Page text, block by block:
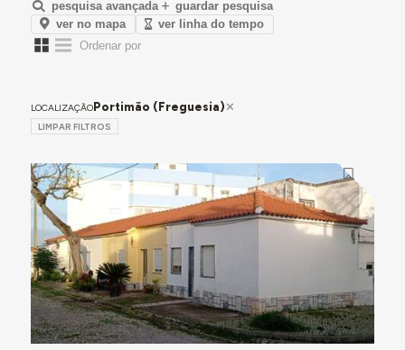
pesquisa avançada
guardar pesquisa
ver no mapa
ver linha do tempo
LOCALIZAÇÃOPortimão (Freguesia)
LIMPAR FILTROS